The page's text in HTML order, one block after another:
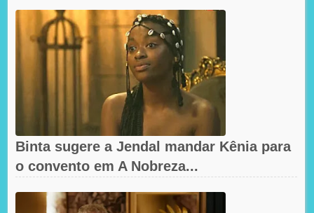
Binta sugere a Jendal mandar Kênia para
o convento em A Nobreza...